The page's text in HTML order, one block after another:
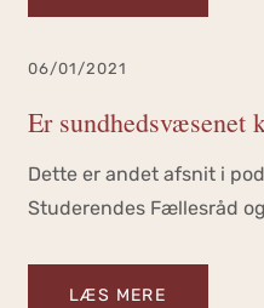
06/01/2021
Er sundhedsvæsenet
Dette er andet afsnit i
Studerendes Fællesråd
LÆS MERE